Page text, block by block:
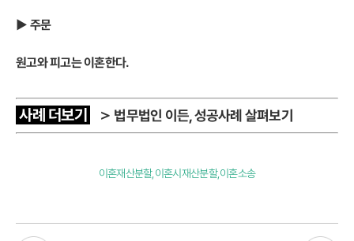
▶ 주문
원고와 피고는 이혼한다.
사례 더보기 ＞ 법무법인 이든, 성공사례 살펴보기
이혼재산분할,이혼시재산분할,이혼소송